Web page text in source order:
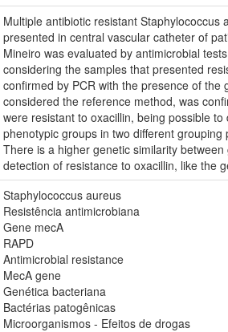
Multiple antibiotic resistant
presented in central vascular catheter of
Mineiro was evaluated by antimicrobial
considering the samples that presented
confirmed by PCR with the presence of
considered the reference method, was
were resistant to oxacillin, being possible
phenotypic groups in two different
There is a higher genetic similarity
detection of resistance to oxacillin, like the
Staphylococcus aureus
Resistência antimicrobiana
Gene mecA
RAPD
Antimicrobial resistance
MecA gene
Genética bacteriana
Bactérias patogênicas
Microorganismos - Efeitos de drogas